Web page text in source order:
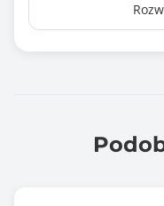
Liczba gniazd